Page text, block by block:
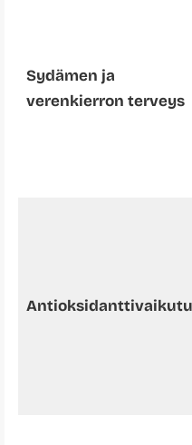
Sydämen ja
verenkierron terveys